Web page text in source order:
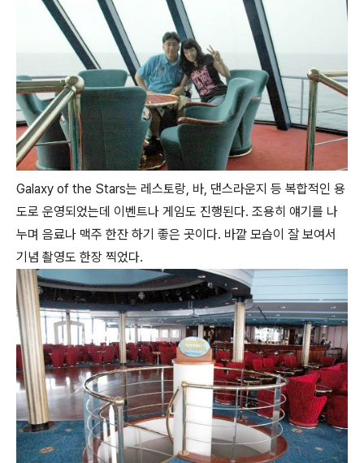
Galaxy of the Stars는 레스토랑, 바, 댄스라운지 등 복합적인 용
도로 운영되었는데 이벤트나 게임도 진행된다. 조용히 얘기를 나
누며 음료나 맥주 한잔 하기 좋은 곳이다. 바깥 모습이 잘 보여서
기념 촬영도 한장 찍었다.